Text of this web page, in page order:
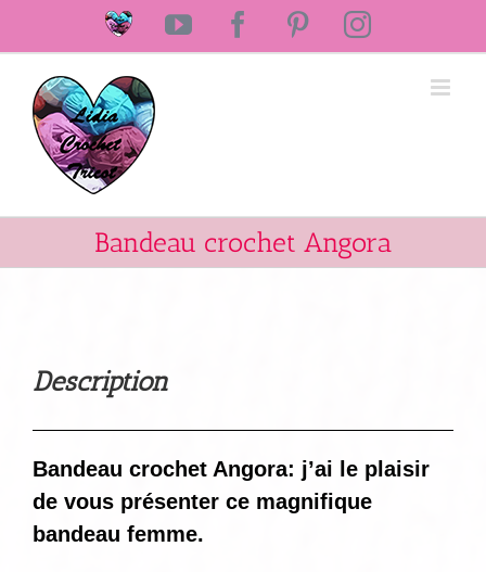
au
contenu
Laine
Lidia
Crochet
Tricot
YouTubeFacebookPinterestInstagram
Bandeau crochet Angora
Description
Bandeau crochet Angora: j’ai le plaisir
de vous présenter ce magnifique
bandeau femme.